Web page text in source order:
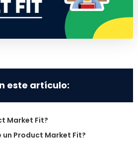
este artículo:
Market Fit?
un Product Market Fit?